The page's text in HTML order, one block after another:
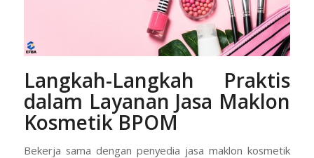
Langkah-Langkah Praktis
dalam Layanan Jasa Maklon
Kosmetik BPOM
Bekerja sama dengan penyedia jasa maklon kosmetik